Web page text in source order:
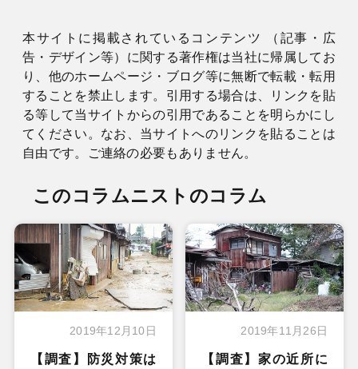
本サイトに掲載されているコンテンツ （記事・広
告・デザイン等）に関する著作権は当社に帰属してお
り、他のホームページ・ブログ等に無断で転載・転用
することを禁止します。引用する場合は、リンクを貼
る等して当サイトからの引用であることを明らかにし
てください。なお、当サイトへのリンクを貼ることは
自由です。ご連絡の必要もありません。
このコラムニストのコラム
2019年12月10日
【調査】防災対策は
2019年11月26日
【調査】家の近所に